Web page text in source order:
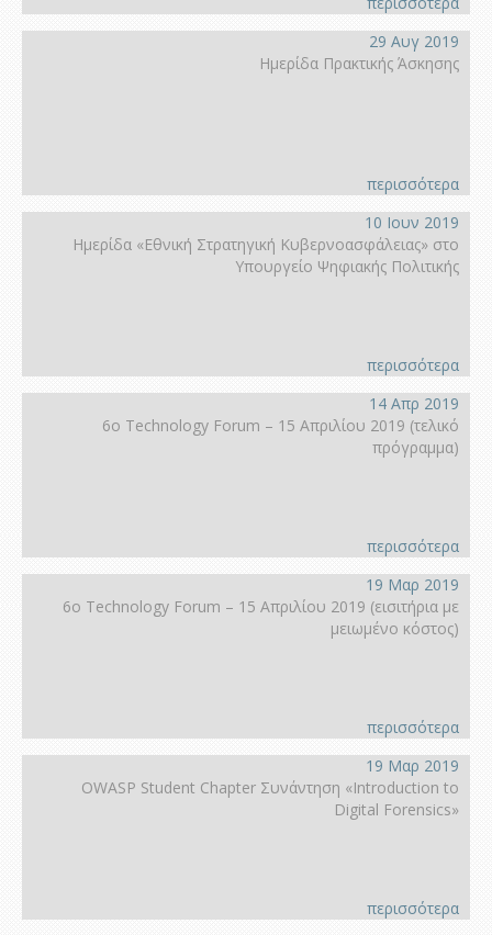
29 Αυγ 2019
Ημερίδα Πρακτικής Άσκησης
περισσότερα
10 Ιουν 2019
Ημερίδα «Εθνική Στρατηγική Κυβερνοασφάλειας» στο
Υπουργείο Ψηφιακής Πολιτικής
περισσότερα
14 Απρ 2019
6ο Technology Forum – 15 Απριλίου 2019 (τελικό
πρόγραμμα)
περισσότερα
19 Μαρ 2019
6ο Technology Forum – 15 Απριλίου 2019 (εισιτήρια με
μειωμένο κόστος)
περισσότερα
19 Μαρ 2019
OWASP Student Chapter Συνάντηση «Introduction to
Digital Forensics»
περισσότερα